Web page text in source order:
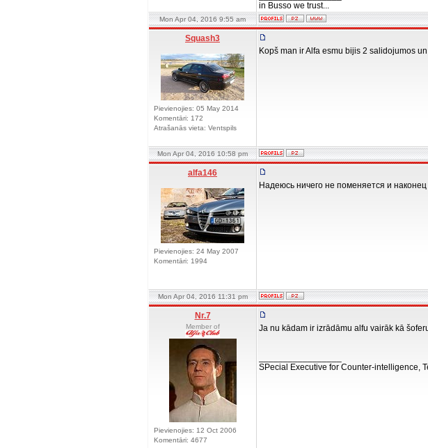
in Busso we trust...
Mon Apr 04, 2016 9:55 am
Squash3
Pievienojies: 05 May 2014
Komentāri: 172
Atrašanās vieta: Ventspils
Kopš man ir Alfa esmu bijis 2 salidojumos
Mon Apr 04, 2016 10:58 pm
alfa146
Pievienojies: 24 May 2007
Komentāri: 1994
Надеюсь ничего не поменяется и
Mon Apr 04, 2016 11:31 pm
Nr.7
Member of
Pievienojies: 12 Oct 2006
Komentāri: 4677
Ja nu kādam ir izrādāmu alfu vairāk kā
SPecial Executive for Counter-intelligence,